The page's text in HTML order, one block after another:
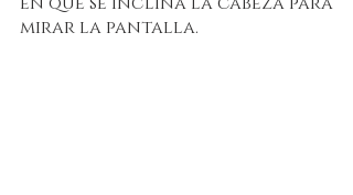
mirar la pantalla.